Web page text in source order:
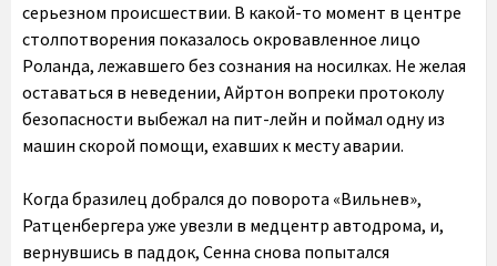
серьезном происшествии. В какой-то момент в центре
столпотворения показалось окровавленное лицо
Роланда, лежавшего без сознания на носилках. Не желая
оставаться в неведении, Айртон вопреки протоколу
безопасности выбежал на пит-лейн и поймал одну из
машин скорой помощи, ехавших к месту аварии.
Когда бразилец добрался до поворота «Вильнев»,
Ратценбергера уже увезли в медцентр автодрома, и,
вернувшись в паддок, Сенна снова попытался